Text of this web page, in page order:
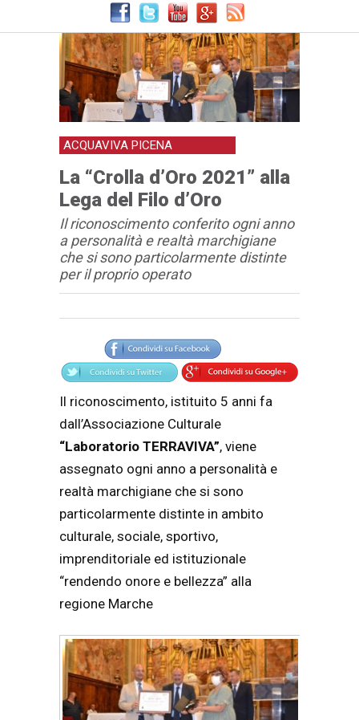
ACQUAVIVA PICENA
La “Crolla d’Oro 2021” alla
Lega del Filo d’Oro
Il riconoscimento conferito ogni anno
a personalità e realtà marchigiane
che si sono particolarmente distinte
per il proprio operato
Articolo
Testo articolo principale
Il riconoscimento, istituito 5 anni fa
dall’Associazione Culturale
“Laboratorio TERRAVIVA”, viene
assegnato ogni anno a personalità e
realtà marchigiane che si sono
particolarmente distinte in ambito
culturale, sociale, sportivo,
imprenditoriale ed istituzionale
“rendendo onore e bellezza” alla
regione Marche